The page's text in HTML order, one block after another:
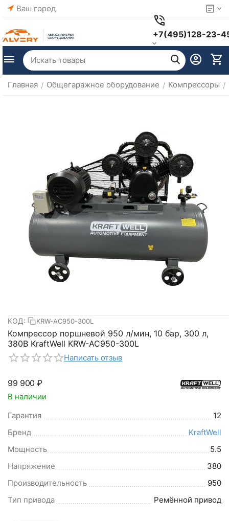
Ваш город
+7(495)128-23-
Главная / Общегаражное оборудование / Компрессоры /
КОД: KRW-AC950-300L
Компрессор поршневой 950 л/мин, 10 бар, 300 л,
380В KraftWell KRW-AC950-300L
Написать отзыв
99 900 ₽
В наличии
Гарантия
12
Бренд
KraftWell
Мощность
5.5
Напряжение
380
Производительность
950
Тип привода
Ремённой привод